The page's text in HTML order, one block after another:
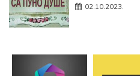
02.10.2023.